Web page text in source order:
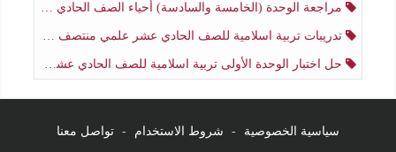
مراجعة الوحدة (الخامسة والسادسة) أحياء الصف الحادي عشر علمي منتصف الفصل الثاني
تدريبات تربية اسلامية للصف الحادي عشر علمي منتصف الفصل الثاني
حل اختبار الوحدة الأولى تربية اسلامية للصف الحادي عشر علمي منتصف الفصل الثاني
سياسية الخصوصية - شروط الاستخدام - تواصل معنا